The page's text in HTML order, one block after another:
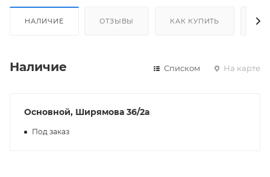
НАЛИЧИЕ ОТЗЫВЫ КАК КУПИТЬ
Наличие Списком На карте
Основной, Ширямова 36/2а
Под заказ